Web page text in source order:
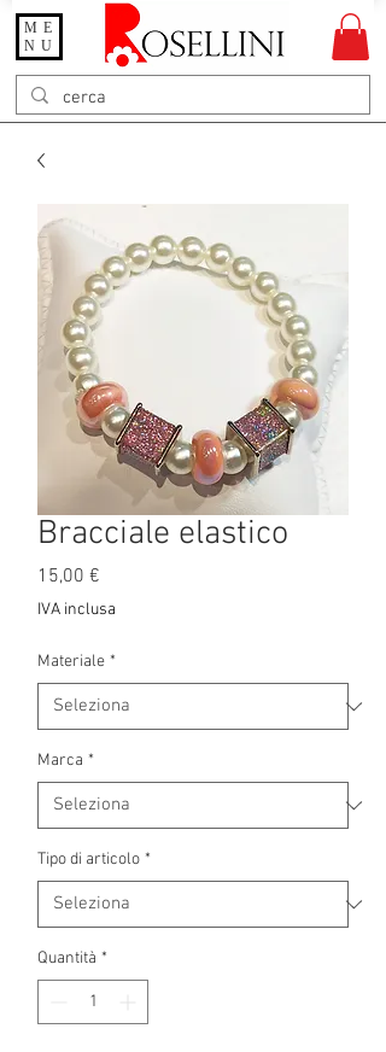
Gioielleria Rosellini
Rosellini online
ME
NU
Bracciale elastico
15,00 €
IVA inclusa
Materiale *
Marca *
Tipo di articolo *
Quantità *